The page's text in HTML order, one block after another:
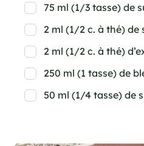
75 ml (1/3 tasse) de
2 ml (1/2 c. à thé) de
2 ml (1/2 c. à thé)
250 ml (1 tasse) de
50 ml (1/4 tasse) de